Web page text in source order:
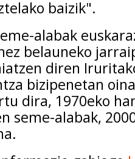
baizik".
alabak
belauneko
diren
bizipenetan
dira, 1970eko
seme-alabak,